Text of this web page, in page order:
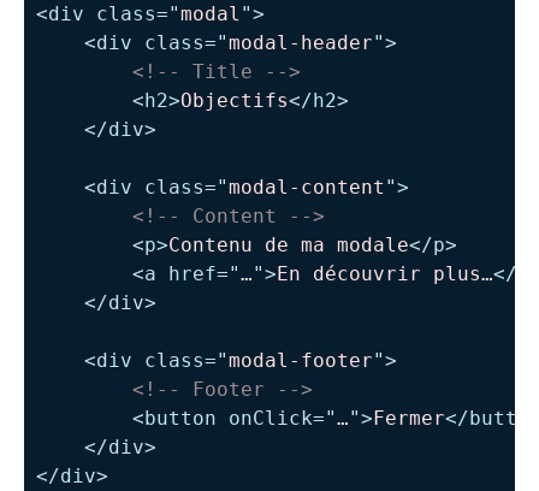
<div class="modal ">
<div class="modal-header">
<!-- Title -->
<h2>Objectifs</h2>
</div>
<div class="modal-content ">
<!-- Content -->
<p>Contenu de ma modale</p>
<a href="…">En découvrir plus…</
</div>
<div class="modal-footer">
<!-- Footer -->
<button onClick="…">Fermer</
</div>
</div>